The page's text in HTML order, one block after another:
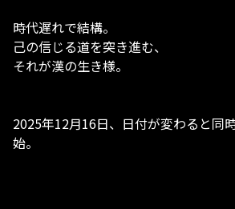
時代遅れで結構。
己の信じる道を突き進む、
それが漢の生き様。
2025年12月16日、日付が変わると同
始。